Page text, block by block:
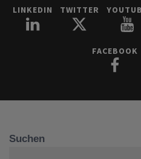
LINKEDIN TWITTER
FACEBOOK
Suchen